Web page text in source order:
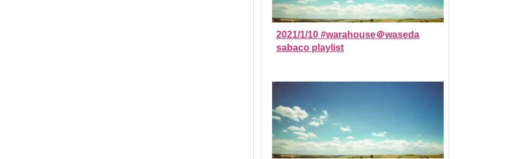
2021/1/10 #warahouse＠waseda
sabaco playlist